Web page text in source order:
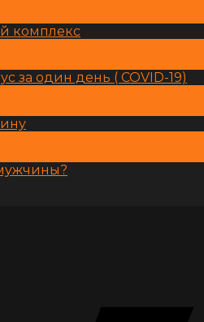
комплекс
за один день ( COVID-19)